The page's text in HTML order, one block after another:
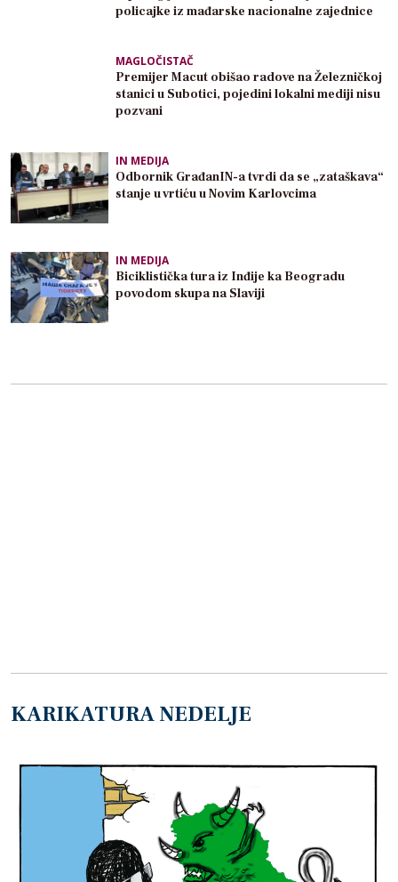
policajke iz mađarske nacionalne zajednice
MAGLOČISTAČ
Premijer Macut obišao radove na Železničkoj
stanici u Subotici, pojedini lokalni mediji nisu
pozvani
IN MEDIJA
Odbornik GrađanIN-a tvrdi da se „zataškava“
stanje u vrtiću u Novim Karlovcima
IN MEDIJA
Biciklistička tura iz Inđije ka Beogradu
povodom skupa na Slaviji
KARIKATURA NEDELJE